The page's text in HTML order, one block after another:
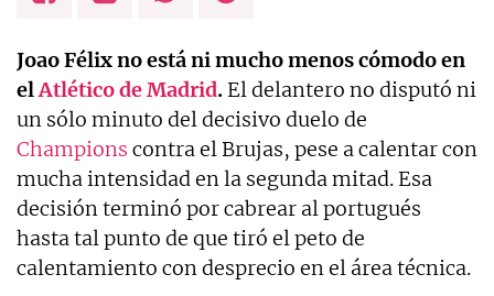
Joao Félix no está ni mucho menos cómodo en
elAtlético de Madrid. El delantero no disputó ni
un sólo minuto del decisivo duelo de
Champions contra el Brujas, pese a calentar con
mucha intensidad en la segunda mitad. Esa
decisión terminó por cabrear al portugués
hasta tal punto de que tiró el peto de
calentamiento con desprecio en el área técnica.